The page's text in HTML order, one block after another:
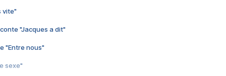
vite"
"Jacques a dit"
"Entre nous"
sexe"